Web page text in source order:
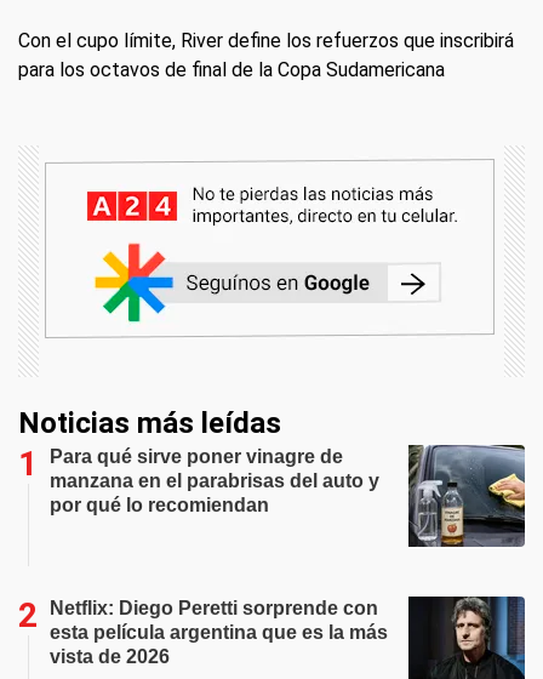
Con el cupo límite, River define los refuerzos que inscribirá
para los octavos de final de la Copa Sudamericana
Noticias más leídas
Para qué sirve poner vinagre de
manzana en el parabrisas del auto y
por qué lo recomiendan
Netflix: Diego Peretti sorprende con
esta película argentina que es la más
vista de 2026